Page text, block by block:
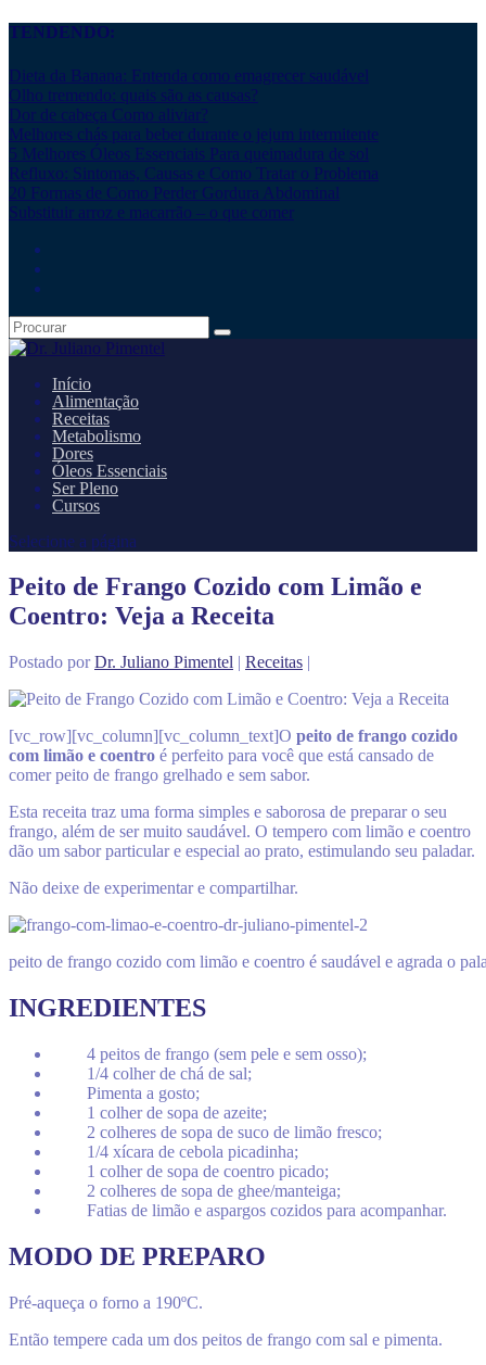
TENDENDO:
Dieta da Banana: Entenda como emagrecer saudável
Olho tremendo: quais são as causas?
Dor de cabeça Como aliviar?
Melhores chás para beber durante o jejum intermitente
5 Melhores Óleos Essenciais Para queimadura de sol
Refluxo: Sintomas, Causas e Como Tratar o Problema
20 Formas de Como Perder Gordura Abdominal
Substituir arroz e macarrão – o que comer
Início
Alimentação
Receitas
Metabolismo
Dores
Óleos Essenciais
Ser Pleno
Cursos
Selecione a página
Peito de Frango Cozido com Limão e
Coentro: Veja a Receita
Postado porDr. Juliano Pimentel | Receitas |
[vc_row][vc_column][vc_column_text]O peito de frango cozido
com limão e coentro é perfeito para você que está cansado de
comer peito de frango grelhado e sem sabor.
Esta receita traz uma forma simples e saborosa de preparar o seu
frango, além de ser muito saudável. O tempero com limão e coentro
dão um sabor particular e especial ao prato, estimulando seu paladar.
Não deixe de experimentar e compartilhar.
peito de frango cozido com limão e coentro é saudável e agrada o
INGREDIENTES
4 peitos de frango (sem pele e sem osso);
1/4 colher de chá de sal;
Pimenta a gosto;
1 colher de sopa de azeite;
2 colheres de sopa de suco de limão fresco;
1/4 xícara de cebola picadinha;
1 colher de sopa de coentro picado;
2 colheres de sopa de ghee/manteiga;
Fatias de limão e aspargos cozidos para acompanhar.
MODO DE PREPARO
Pré-aqueça o forno a 190ºC.
Então tempere cada um dos peitos de frango com sal e pimenta.